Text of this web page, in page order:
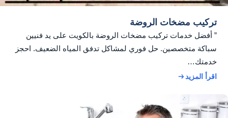
تركيب مضخات الروضة
” أفضل خدمات تركيب مضخات الروضة بالكويت على يد فنيين
سباكة متخصصين. حل فوري لمشاكل تدفق المياه الضعيف. احجز
خدمتك…
اقرأ المزيد